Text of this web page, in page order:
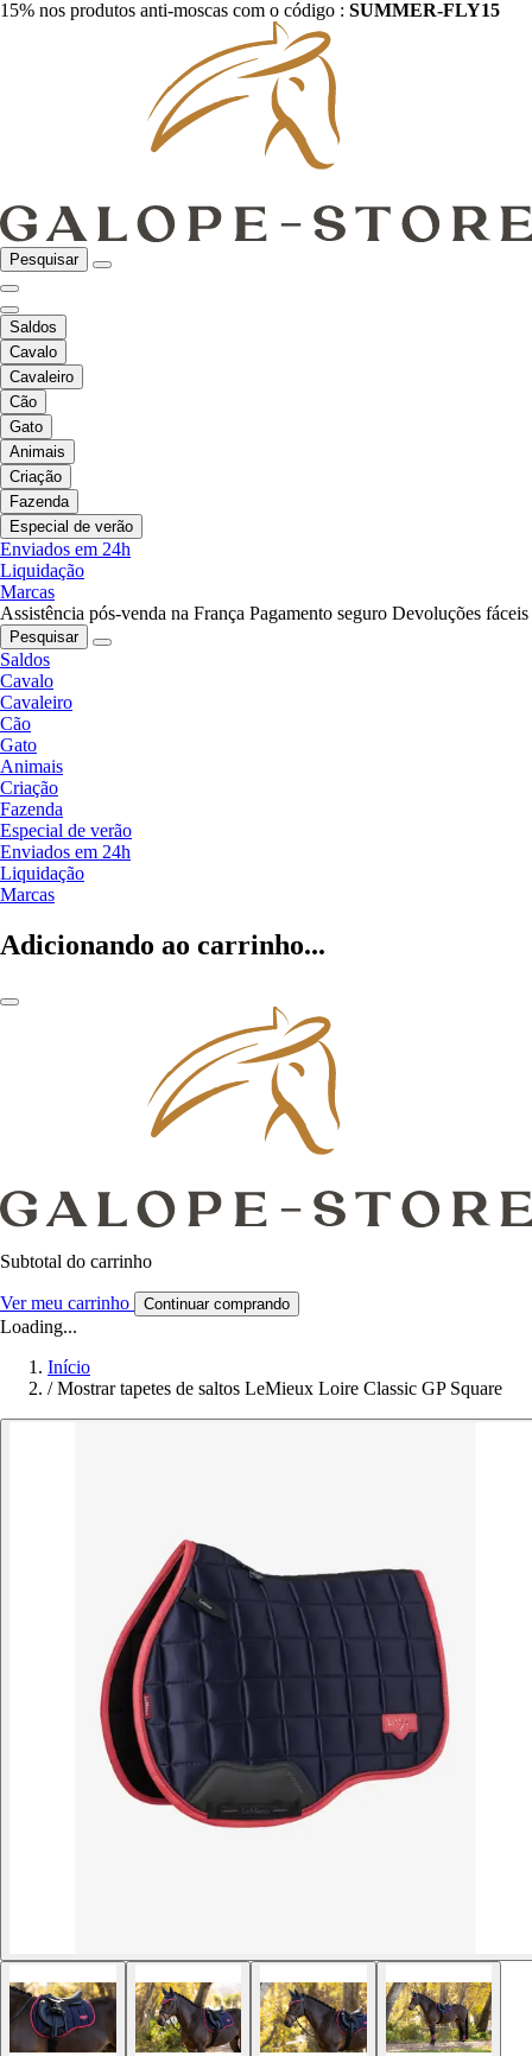
15% nos produtos anti-moscas com o código : SUMMER-FLY15
Pesquisar
Saldos
Cavalo
Cavaleiro
Cão
Gato
Animais
Criação
Fazenda
Especial de verão
Enviados em 24h
Liquidação
Marcas
Assistência pós-venda na França Pagamento seguro Devoluções fáceis
Pesquisar
Saldos
Cavalo
Cavaleiro
Cão
Gato
Animais
Criação
Fazenda
Especial de verão
Enviados em 24h
Liquidação
Marcas
Adicionando ao carrinho...
Subtotal do carrinho
Ver meu carrinho Continuar comprando
Loading...
Início
/ Mostrar tapetes de saltos LeMieux Loire Classic GP Square